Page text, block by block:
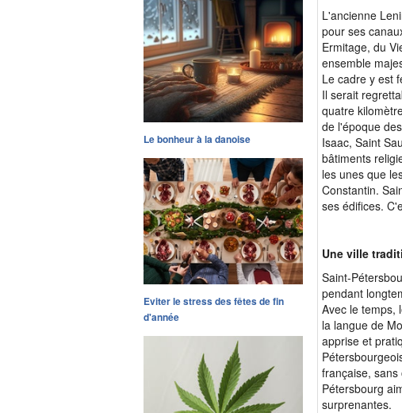
Le bonheur à la danoise
Eviter le stress des fêtes de fin
d'année
L'ancienne
pour ses
Ermitage, du
ensemble
Le cadre y est
Il serait
quatre
de l'époque
Isaac, Saint
bâtiments
les unes que
Constantin.
ses édifices.
Une ville
Saint-
pendant
Avec le temps,
la langue de
apprise et
française,
Pétersbourg
surprenantes.